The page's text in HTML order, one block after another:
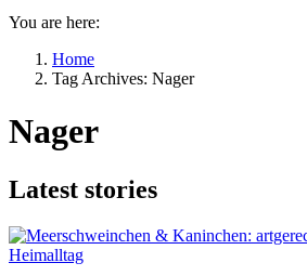
You are here:
Home
Tag Archives: Nager
Nager
Latest stories